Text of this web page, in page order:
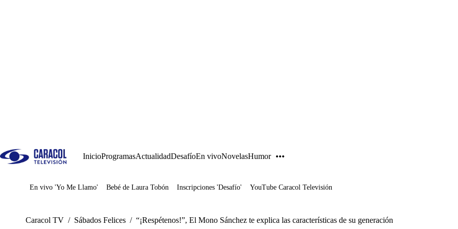
InicioProgramasActualidadDesafíoEn vivoNovelasHumor
Juegos
En vivo 'Yo Me Llamo' Bebé de Laura Tobón Inscripciones 'Desafío' YouTube Caracol Televisión
Caracol TV / Sábados Felices / “¡Respétenos!”, El Mono Sánchez te explica las características de su generación